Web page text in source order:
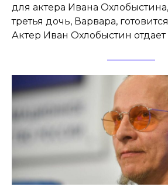
для актера Ивана Охлобыстина,
третья дочь, Варвара,
Актер Иван Охлобыстин отдает